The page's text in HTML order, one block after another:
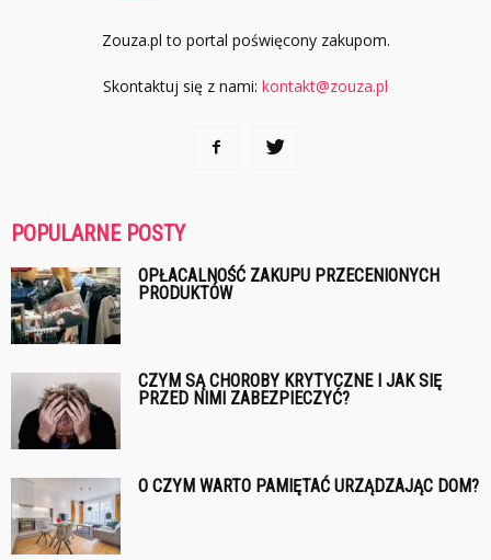
Zouza.pl to portal poświęcony zakupom.
Skontaktuj się z nami: kontakt@zouza.pl
POPULARNE POSTY
OPŁACALNOŚĆ ZAKUPU PRZECENIONYCH
PRODUKTÓW
CZYM SĄ CHOROBY KRYTYCZNE I JAK SIĘ
PRZED NIMI ZABEZPIECZYĆ?
O CZYM WARTO PAMIĘTAĆ URZĄDZAJĄC DOM?